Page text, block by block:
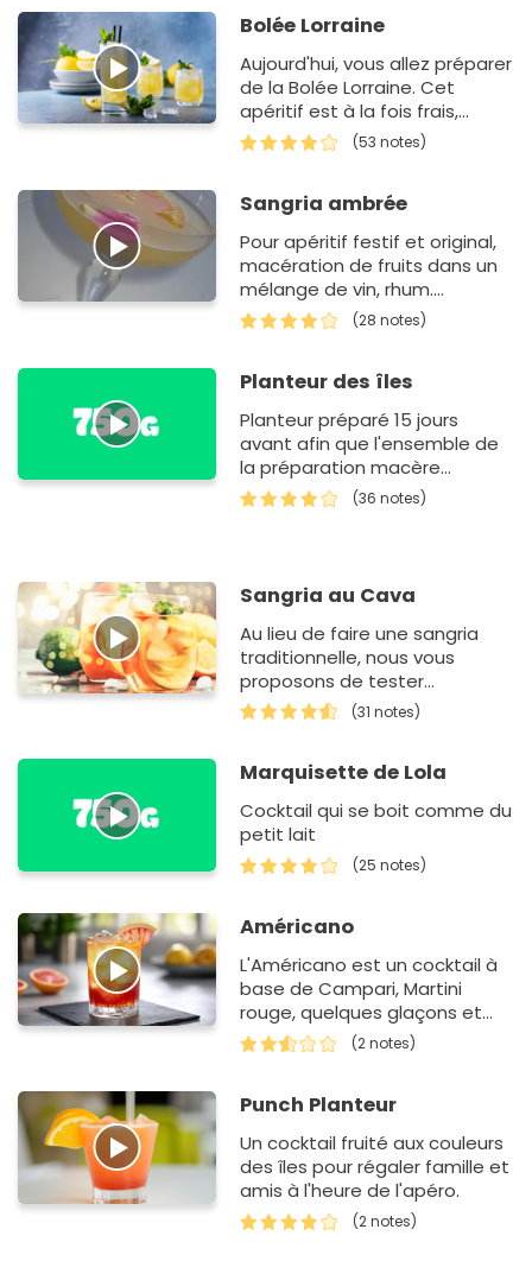
Bolée Lorraine
Aujourd'hui, vous allez préparer
de la Bolée Lorraine. Cet
apéritif est à la fois frais,
citronné mais aussi sucré. Il
est…
(53 notes)
Sangria ambrée
Pour apéritif festif et original,
macération de fruits dans un
mélange de vin, rhum....
(28 notes)
Planteur des îles
Planteur préparé 15 jours
avant afin que l'ensemble de
la préparation macère
tranquillement à garder au
frais
(36 notes)
Sangria au Cava
Au lieu de faire une sangria
traditionnelle, nous vous
proposons de tester
cette recette avec du Cava.
Ce vin Catalan est un délice.
(31 notes)
Marquisette de Lola
Cocktail qui se boit comme du
petit lait
(25 notes)
Américano
L'Américano est un cocktail à
base de Campari, Martini
rouge, quelques glaçons et
zestes d'agrumes. Un cocktail
apprécié plus par…
(2 notes)
Punch Planteur
Un cocktail fruité aux couleurs
des îles pour régaler famille et
amis à l'heure de l'apéro.
(2 notes)